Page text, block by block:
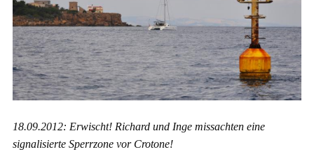
18.09.2012: Erwischt! Richard und Inge missachten eine
signalisierte Sperrzone vor Crotone!